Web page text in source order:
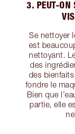
3. PEUT-ON
Se nettoyer
est
nettoyant.
des
des
fondre le
Bien que
partie, elle